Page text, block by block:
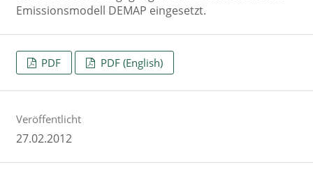
Emissionsmodell DEMAP eingesetzt.
PDF PDF (English)
Veröffentlicht
27.02.2012